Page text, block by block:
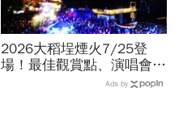
2026大稻埕煙火7/25登
場！最佳觀賞點、演唱會卡
司…大稻埕夏日節煙火施放
Ads by